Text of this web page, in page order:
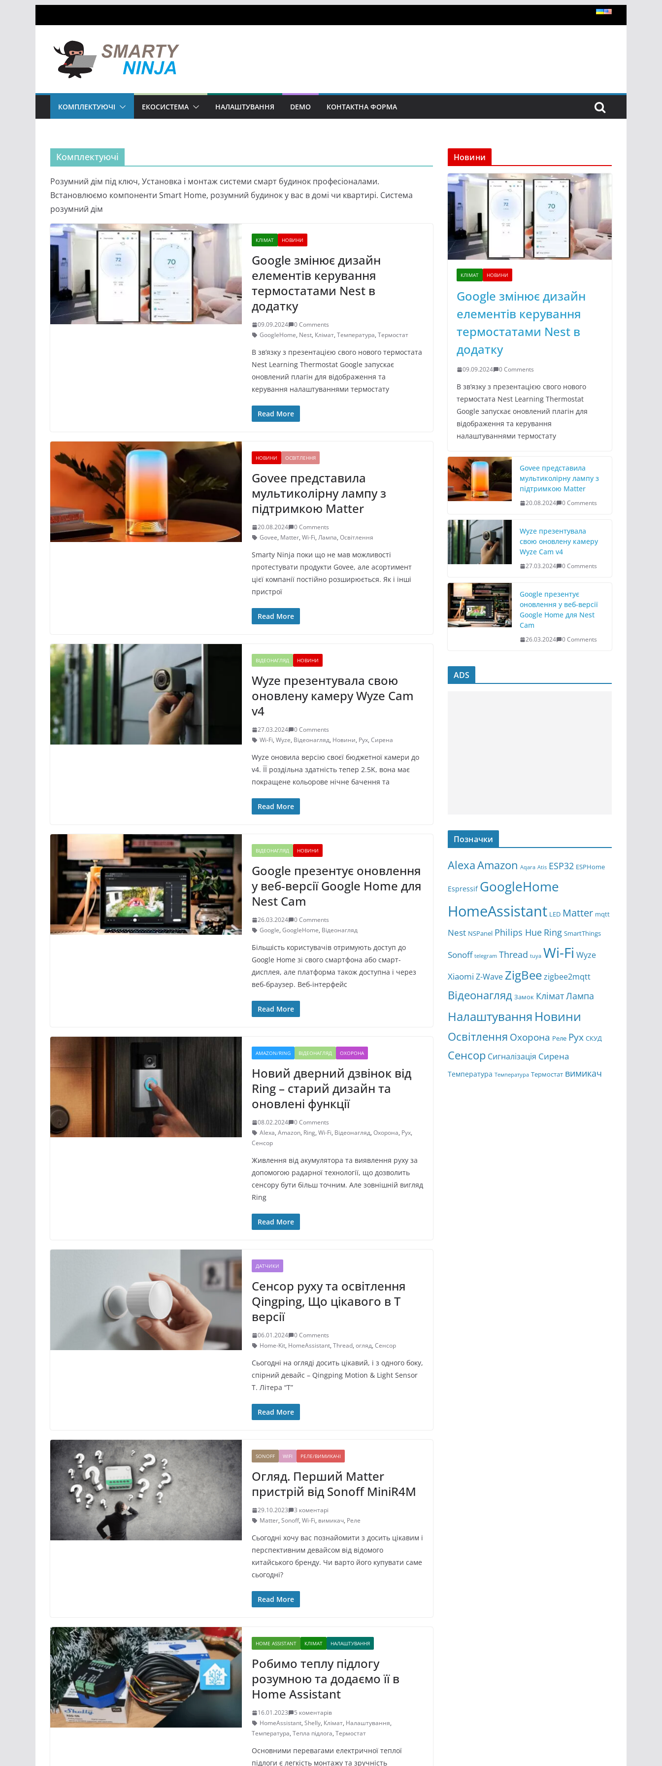
to
КОМПЛЕКТУЮЧІ ЕКОСИСТЕМА НАЛАШТУВАННЯ DEMO КОНТАКТНА ФОРМА
Комплектуючі
Розумний дім під ключ, Установка і монтаж системи смарт будинок професіоналами.
Встановлюємо компоненти Smart Home, розумний будинок у вас в домі чи квартирі. Система
розумний дім
КЛІМАТ НОВИНИ
Google змінює дизайн
елементів керування
термостатами Nest в
додатку
09.09.2024
0 Comments
GoogleHome, Nest, Клімат, Температура, Термостат
В зв’язку з презентацією свого нового термостата
Nest Learning Thermostat Google запускає
оновлений плагін для відображення та
керування налаштуваннями термостату
Read More
НОВИНИ ОСВІТЛЕННЯ
Govee представила
мультиколірну лампу з
підтримкою Matter
20.08.2024
0 Comments
Govee, Matter, Wi-Fi, Лампа, Освітлення
Smarty Ninja поки що не мав можливості
протестувати продукти Govee, але асортимент
цієї компанії постійно розширюється. Як і інші
пристрої
Read More
ВІДЕОНАГЛЯД НОВИНИ
Wyze презентувала свою
оновлену камеру Wyze Cam
v4
27.03.2024
0 Comments
Wi-Fi, Wyze, Відеонагляд, Новини, Рух, Сирена
Wyze оновила версію своєї бюджетної камери до
v4. ЇЇ роздільна здатність тепер 2.5K, вона має
покращене кольорове нічне бачення та
Read More
ВІДЕОНАГЛЯД НОВИНИ
Google презентує оновлення
у веб-версії Google Home для
Nest Cam
26.03.2024
0 Comments
Google, GoogleHome, Відеонагляд
Більшість користувачів отримують доступ до
Google Home зі свого смартфона або смарт-
дисплея, але платформа також доступна і через
веб-браузер. Веб-інтерфейс
Read More
AMAZON/RING ВІДЕОНАГЛЯД ОХОРОНА
Новий дверний дзвінок від
Ring – старий дизайн та
оновлені функції
08.02.2024
0 Comments
Alexa, Amazon, Ring, Wi-Fi, Відеонагляд, Охорона, Рух,
Сенсор
Живлення від акумулятора та виявлення руху за
допомогою радарної технології, що дозволить
сенсору бути більш точним. Але зовнішній вигляд
Ring
Read More
ДАТЧИКИ
Сенсор руху та освітлення
Qingping, Що цікавого в T
версії
06.01.2024
0 Comments
Home-Kit, HomeAssistant, Thread, огляд, Сенсор
Сьогодні на огляді досить цікавий, і з одного боку,
спірний девайс – Qingping Motion & Light Sensor
T. Літера “T”
Read More
SONOFF WIFI РЕЛЕ/ВИМИКАЧІ
Огляд. Перший Matter
пристрій від Sonoff MiniR4M
29.10.2023
3 коментарі
Matter, Sonoff, Wi-Fi, вимикач, Реле
Сьогодні хочу вас познайомити з досить цікавим і
перспективним девайсом від відомого
китайського бренду. Чи варто його купувати саме
сьогодні?
Read More
HOME ASSISTANT КЛІМАТ НАЛАШТУВАННЯ
Робимо теплу підлогу
розумною та додаємо її в
Home Assistant
16.01.2023
5 коментарів
HomeAssistant, Shelly, Клімат, Налаштування,
Температура, Тепла підлога, Термостат
Основними перевагами електричної теплої
підлоги є легкість монтажу та зручність
Новини
КЛІМАТ НОВИНИ
Google змінює дизайн
елементів керування
термостатами Nest в
додатку
09.09.2024 0 Comments
В зв’язку з презентацією свого нового
термостата Nest Learning Thermostat
Google запускає оновлений плагін для
відображення та керування
налаштуваннями термостату
Govee представила
мультиколірну лампу з
підтримкою Matter
20.08.2024 0 Comments
Wyze презентувала
свою оновлену камеру
Wyze Cam v4
27.03.2024 0 Comments
Google презентує
оновлення у веб-версії
Google Home для Nest
Cam
26.03.2024 0 Comments
ADS
Позначки
AlexaAmazon Aqara Atis ESP32 ESPHome
Espressif GoogleHome
HomeAssistant LED Matter mqtt
Nest NSPanel Philips Hue Ring SmartThings
Sonoff telegram Thread tuya Wi-Fi Wyze
Xiaomi Z-Wave ZigBeezigbee2mqtt
Відеонагляд Замок КліматЛампа
Налаштування Новини
Освітлення Охорона Реле Рух СКУД
Сенсор Сигналізація Сирена
Температура Температура Термостат вимикач